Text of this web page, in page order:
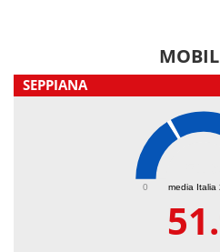
SEPPIANA
media Italia
0